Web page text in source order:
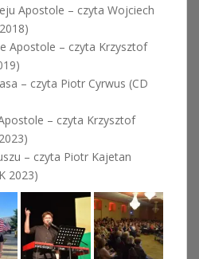
Apostole – czyta Wojciech
Apostole – czyta Krzysztof
– czyta Piotr Cyrwus (CD
– czyta Krzysztof
– czyta Piotr Kajetan
2023)